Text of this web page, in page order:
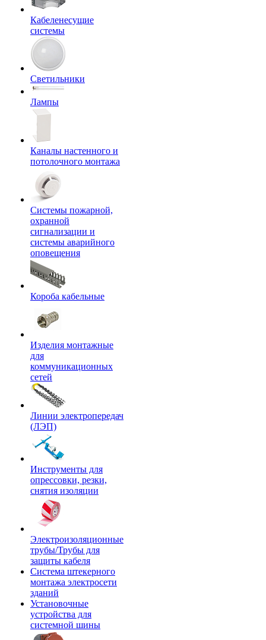
Кабеленесущие
системы
Светильники
Лампы
Каналы настенного и
потолочного монтажа
Системы пожарной,
охранной
сигнализации и
системы аварийного
оповещения
Короба кабельные
Изделия монтажные
для
коммуникационных
сетей
Линии электропередач
(ЛЭП)
Инструменты для
опрессовки, резки,
снятия изоляции
Электроизоляционные
трубы/Трубы для
защиты кабеля
Система штекерного
монтажа электросети
зданий
Установочные
устройства для
системной шины